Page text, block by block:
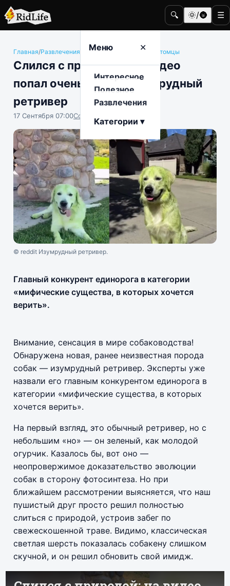
🔍 🌞/🌚 ☰
Меню ✕
Интересное
Полезное
Развлечения
Категории ▾
Главная/Развлечения Животные и домашние питомцы
Слился с природой: на видео
попал очень редкий изумрудный
ретривер
17 Сентября 07:00София Насыпова
© reddit Изумрудный ретривер.
Главный конкурент единорога в категории
«мифические существа, в которых хочется
верить».
Внимание, сенсация в мире собаководства!
Обнаружена новая, ранее неизвестная порода
собак — изумрудный ретривер. Эксперты уже
назвали его главным конкурентом единорога в
категории «мифические существа, в которых
хочется верить».
На первый взгляд, это обычный ретривер, но с
небольшим «но» — он зеленый, как молодой
огурчик. Казалось бы, вот оно —
неопровержимое доказательство эволюции
собак в сторону фотосинтеза. Но при
ближайшем рассмотрении выясняется, что наш
пушистый друг просто решил полностью
слиться с природой, устроив забег по
свежескошенной траве. Видимо, классическая
светлая шерсть показалась собакену слишком
скучной, и он решил обновить свой имидж.